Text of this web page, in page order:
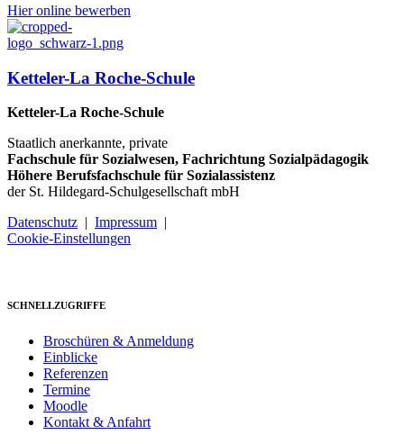
Hier online bewerben
Ketteler-La Roche-Schule
Ketteler-La Roche-Schule
Staatlich anerkannte, private
Fachschule für Sozialwesen, Fachrichtung Sozialpädagogik
Höhere Berufsfachschule für Sozialassistenz
der St. Hildegard-Schulgesellschaft mbH
Datenschutz | Impressum |
Cookie-Einstellungen
SCHNELLZUGRIFFE
Broschüren & Anmeldung
Einblicke
Referenzen
Termine
Moodle
Kontakt & Anfahrt